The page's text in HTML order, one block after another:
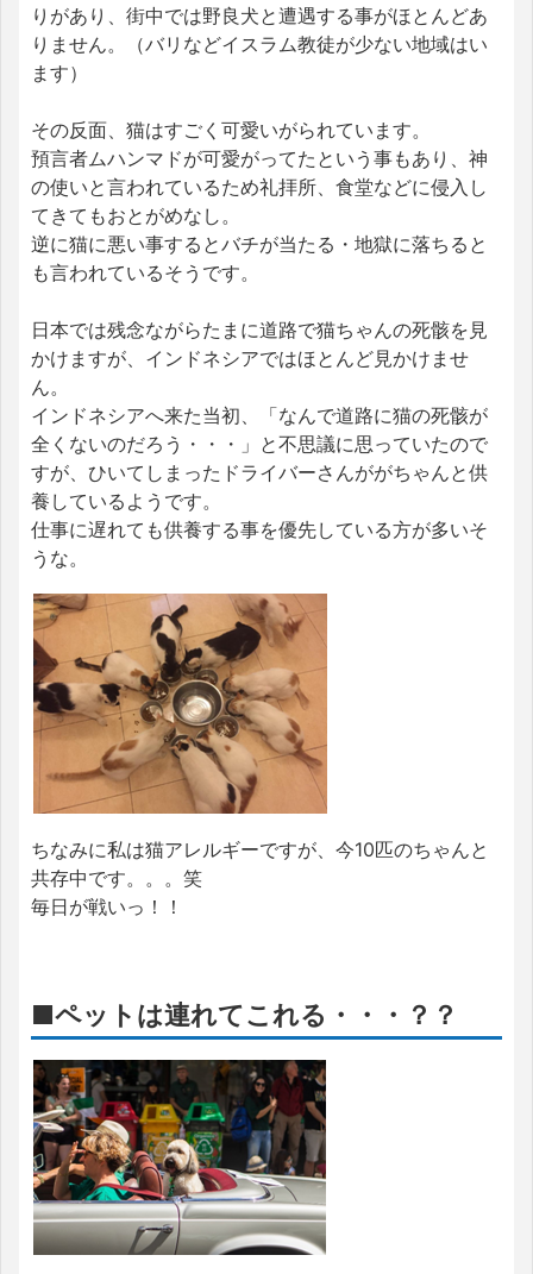
りがあり、街中では野良犬と遭遇する事がほとんどあ
りません。（バリなどイスラム教徒が少ない地域はい
ます）
その反面、猫はすごく可愛いがられています。
預言者ムハンマドが可愛がってたという事もあり、神
の使いと言われているため礼拝所、食堂などに侵入し
てきてもおとがめなし。
逆に猫に悪い事するとバチが当たる・地獄に落ちると
も言われているそうです。
日本では残念ながらたまに道路で猫ちゃんの死骸を見
かけますが、インドネシアではほとんど見かけませ
ん。
インドネシアへ来た当初、「なんで道路に猫の死骸が
全くないのだろう・・・」と不思議に思っていたので
すが、ひいてしまったドライバーさんががちゃんと供
養しているようです。
仕事に遅れても供養する事を優先している方が多いそ
うな。
ちなみに私は猫アレルギーですが、今10匹のちゃんと
共存中です。。。笑
毎日が戦いっ！！
■ペットは連れてこれる・・・？？